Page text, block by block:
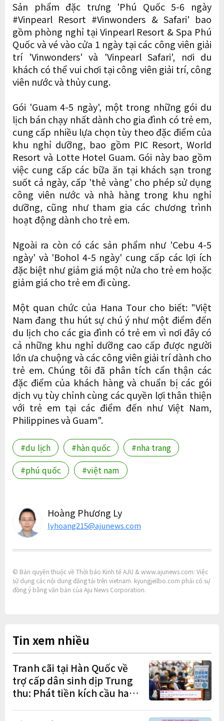
Sản phẩm đặc trưng 'Phú Quốc 5-6 ngày
#Vinpearl Resort #Vinwonders & Safari' bao
gồm phòng nghỉ tại Vinpearl Resort & Spa Phú
Quốc và vé vào cửa 1 ngày tại các công viên giải
trí 'Vinwonders' và 'Vinpearl Safari', nơi du
khách có thể vui chơi tại công viên giải trí, công
viên nước và thủy cung.
Gói 'Guam 4-5 ngày', một trong những gói du
lịch bán chạy nhất dành cho gia đình có trẻ em,
cung cấp nhiều lựa chọn tùy theo đặc điểm của
khu nghỉ dưỡng, bao gồm PIC Resort, World
Resort và Lotte Hotel Guam. Gói này bao gồm
việc cung cấp các bữa ăn tại khách sạn trong
suốt cả ngày, cấp 'thẻ vàng' cho phép sử dụng
công viên nước và nhà hàng trong khu nghỉ
dưỡng, cũng như tham gia các chương trình
hoạt động dành cho trẻ em.
Ngoài ra còn có các sản phẩm như 'Cebu 4-5
ngày' và 'Bohol 4-5 ngày' cung cấp các lợi ích
đặc biệt như giảm giá một nửa cho trẻ em hoặc
giảm giá cho trẻ em đi cùng.
Một quan chức của Hana Tour cho biết: "Việt
Nam đang thu hút sự chú ý như một điểm đến
du lịch cho các gia đình có trẻ em vì nơi đây có
cả những khu nghỉ dưỡng cao cấp được người
lớn ưa chuộng và các công viên giải trí dành cho
trẻ em. Chúng tôi đã phân tích cẩn thận các
đặc điểm của khách hàng và chuẩn bị các gói
dịch vụ tùy chỉnh cùng các quyền lợi thân thiện
với trẻ em tại các điểm đến như Việt Nam,
Philippines và Guam".
#du lịch #hàn quốc
#nha trang
#phú quốc
#việt nam
Hoàng Phương Ly
lyhoang215@ajunews.com
© Bản quyền thuộc về Thời báo Kinh tế AJU & www.ajunews.com: Việc
sử dụng các nội dung đăng tải trên vietnam. kyungjeilbo.com phải có sự
đồng ý bằng văn bản của Aju News Corporation.
Tin xem nhiều
Tranh cãi tại Hàn Quốc về
trợ cấp dân sinh dịp Trung
thu: Phát tiền kích cầu hay